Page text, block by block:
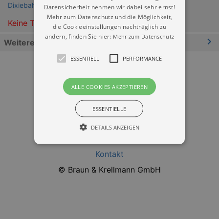
Dixiebahnhof Dresden
Keine Termine
Weitere Informationen
Datenschutz
Kontakt
© Braun & Krellmann GmbH
Datensicherheit nehmen wir dabei sehr ernst!
Mehr zum Datenschutz und die Möglichkeit,
die Cookieeinstellungen nachträglich zu
ändern, finden Sie hier: Mehr zum Datenschutz
ESSENTIELL PERFORMANCE
ALLE COOKIES AKZEPTIEREN
ESSENTIELLE
DETAILS ANZEIGEN